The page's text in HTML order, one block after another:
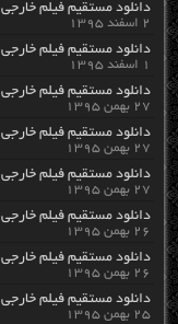
دانلود مستقیم فیلم خارجی OK Jaanu 2017 از سرور سایت
۲ اسفند ۱۳۹۵
دانلود مستقیم فیلم خارجی John Wick: Chapter 2 2017 از سرور سایت
۱ اسفند ۱۳۹۵
دانلود مستقیم فیلم خارجی Cross Wars 2017 از سرور سایت
۲۷ بهمن ۱۳۹۵
دانلود مستقیم فیلم خارجی Fifty Shades Darker 2017 از سرور سایت
۲۷ بهمن ۱۳۹۵
دانلود مستقیم فیلم خارجی From Straight As 2017 از سرور سایت
۲۷ بهمن ۱۳۹۵
دانلود مستقیم فیلم خارجی Zeroville 2017 از سرور سایت
۲۶ بهمن ۱۳۹۵
دانلود مستقیم فیلم خارجی The Mummy 2017 از سرور سایت
۲۶ بهمن ۱۳۹۵
دانلود مستقیم فیلم خارجی The Fate of the Furious 2017 از سرور سایت
۲۵ بهمن ۱۳۹۵